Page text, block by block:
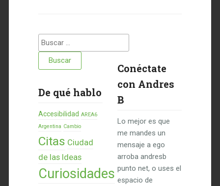
Buscar:
De qué hablo
Accesibilidad AREA6
Argentina Cambio
Citas Ciudad
de las Ideas
Curiosidades
Conéctate
con Andres
B
Lo mejor es que
me mandes un
mensaje a ego
arroba andresb
punto net, o uses el
espacio de